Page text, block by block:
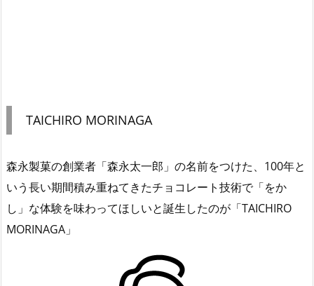
TAICHIRO MORINAGA
森永製菓の創業者「森永太一郎」の名前をつけた、100年と
いう長い期間積み重ねてきたチョコレート技術で「をか
し」な体験を味わってほしいと誕生したのが「TAICHIRO
MORINAGA」